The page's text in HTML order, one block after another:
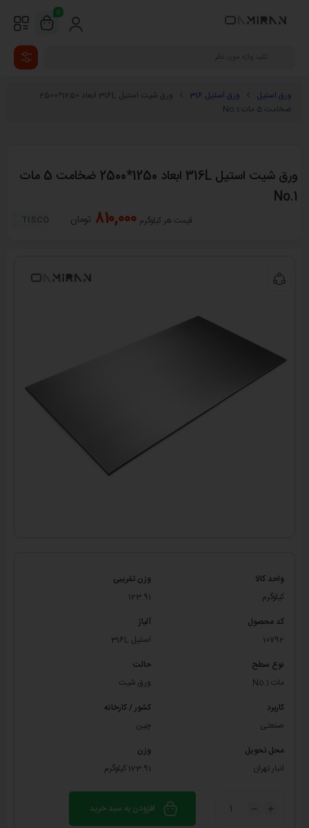
0
ورق استیل ورق استیل 316
ورق شیت استیل 316L ابعاد 1250*2500
ضخامت 5 مات No.1
ورق شیت استیل 316L ابعاد 1250*2500 ضخامت 5 مات
No.1
قیمت هر کیلوگرم 810,000 تومان TISCO
واحد کالا
کیلوگرم
وزن تقریبی
123.91
کد محصول
10792
آلیاژ
استیل 316L
نوع سطح
مات No.1
حالت
ورق شیت
کاربرد
صنعتی
کشور / کارخانه
چین
محل تحویل
انبار تهران
وزن
123.91 کیلوگرم
افزودن به سبد خرید